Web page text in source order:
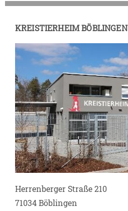
KREISTIERHEIM BÖBLINGEN
Herrenberger Straße 210
71034 Böblingen